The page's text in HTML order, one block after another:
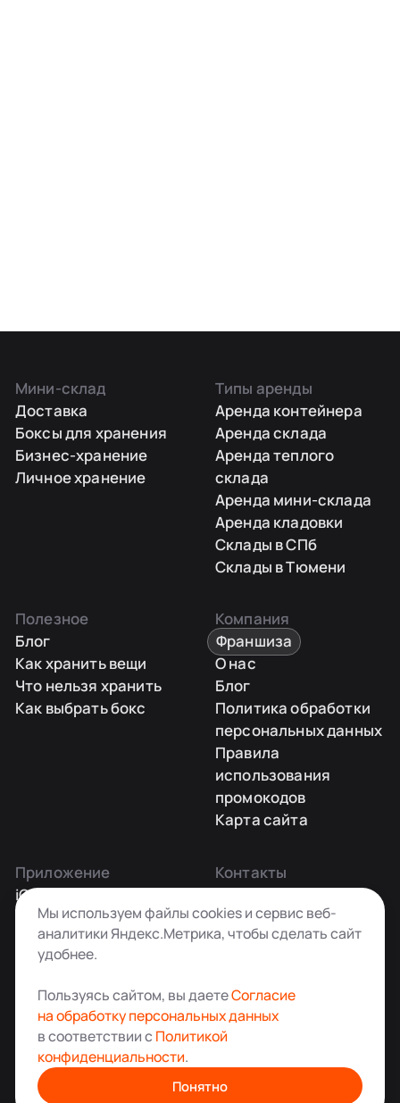
Мини-склад
Доставка
Боксы для хранения
Бизнес-хранение
Личное хранение
Типы аренды
Аренда контейнера
Аренда склада
Аренда теплого
склада
Аренда мини-склада
Аренда кладовки
Склады в СПб
Склады в Тюмени
Полезное
Блог
Как хранить вещи
Что нельзя хранить
Как выбрать бокс
Компания
Франшиза
О нас
Блог
Политика обработки
персональных данных
Правила
использования
промокодов
Карта сайта
Приложение
iOS
Android
Контакты
Заказать звонок
+7 495 181-55-45
info@kladovkin.ru
Аренда склада для хранения вещей в Москве
© ООО «Кладовкин» 2026. Все права защищены
Мы используем файлы cookies и сервис веб-
аналитики Яндекс.Метрика, чтобы сделать сайт
удобнее.
Пользуясь сайтом, вы даетеСогласие
на обработку персональных данных
в соответствии с Политикой
конфиденциальности.
Понятно